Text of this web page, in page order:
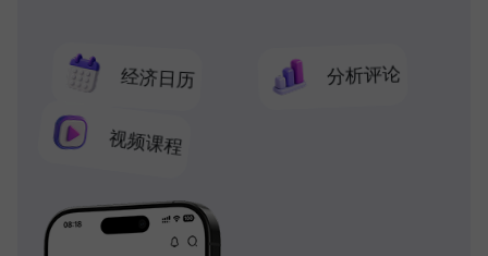
经济日历 分析评论
视频课程